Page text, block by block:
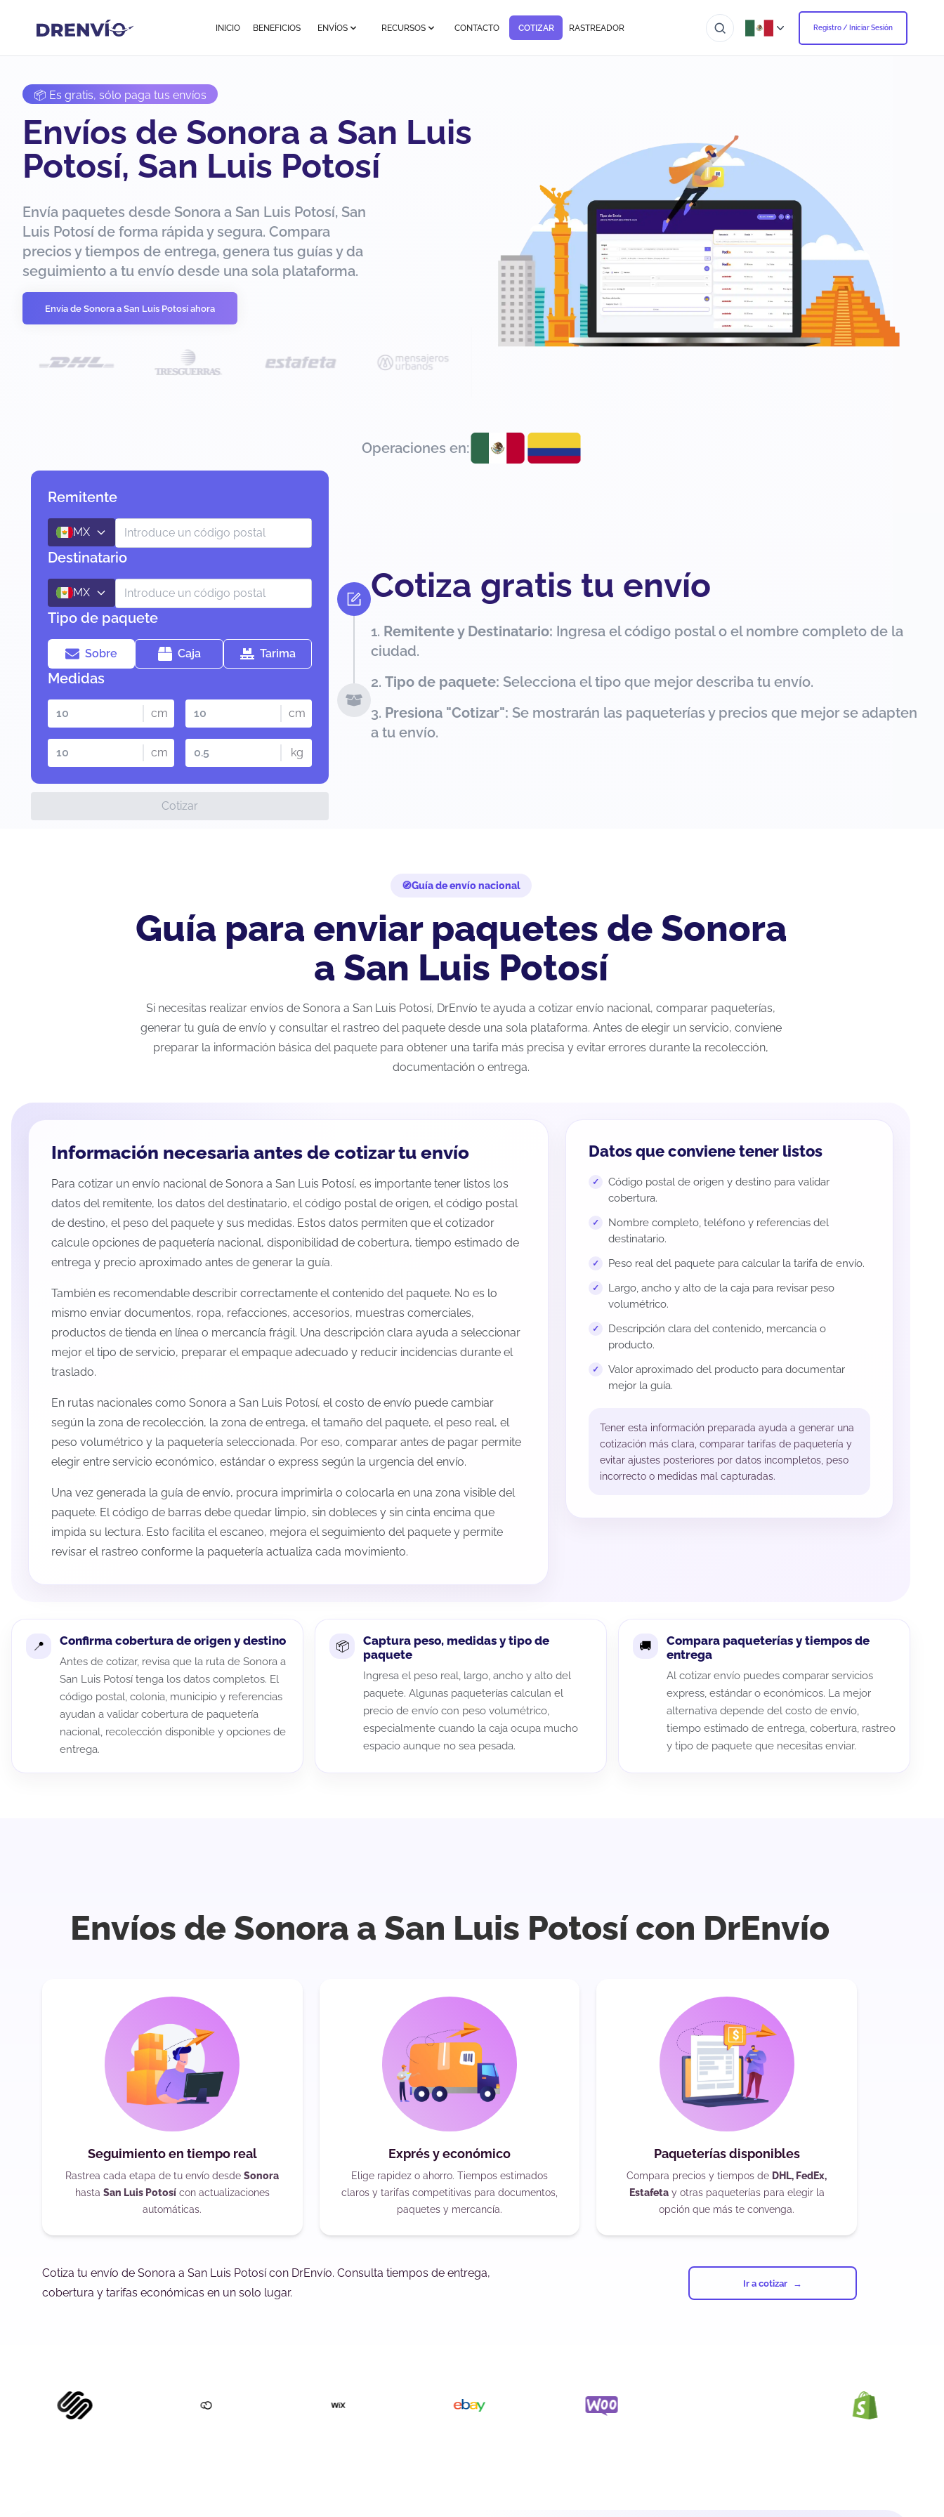
INICIO BENEFICIOS ENVÍOS RECURSOS CONTACTO COTIZAR RASTREADOR Registro / Iniciar Sesión
📦 Es gratis, sólo paga tus envíos
Envíos de Sonora a San Luis
Potosí, San Luis Potosí
Envía paquetes desde Sonora a San Luis Potosí, San
Luis Potosí de forma rápida y segura. Compara
precios y tiempos de entrega, genera tus guías y da
seguimiento a tu envío desde una sola plataforma.
Envía de Sonora a San Luis Potosí ahora
Operaciones en:
Remitente
MX
Destinatario
MX
Tipo de paquete
Sobre Caja Tarima
Medidas
cm cm
cm kg
Cotizar
Cotiza gratis tu envío
Remitente y Destinatario: Ingresa el código postal o el nombre completo de la
ciudad.
Tipo de paquete: Selecciona el tipo que mejor describa tu envío.
Presiona "Cotizar": Se mostrarán las paqueterías y precios que mejor se adapten
a tu envío.
Guía de envío nacional
Guía para enviar paquetes de Sonora
a San Luis Potosí
Si necesitas realizar envíos de Sonora a San Luis Potosí, DrEnvío te ayuda a cotizar envío nacional, comparar paqueterías,
generar tu guía de envío y consultar el rastreo del paquete desde una sola plataforma. Antes de elegir un servicio, conviene
preparar la información básica del paquete para obtener una tarifa más precisa y evitar errores durante la recolección,
documentación o entrega.
Información necesaria antes de cotizar tu envío
Para cotizar un envío nacional de Sonora a San Luis Potosí, es importante tener listos los
datos del remitente, los datos del destinatario, el código postal de origen, el código postal
de destino, el peso del paquete y sus medidas. Estos datos permiten que el cotizador
calcule opciones de paquetería nacional, disponibilidad de cobertura, tiempo estimado de
entrega y precio aproximado antes de generar la guía.
También es recomendable describir correctamente el contenido del paquete. No es lo
mismo enviar documentos, ropa, refacciones, accesorios, muestras comerciales,
productos de tienda en línea o mercancía frágil. Una descripción clara ayuda a seleccionar
mejor el tipo de servicio, preparar el empaque adecuado y reducir incidencias durante el
traslado.
En rutas nacionales como Sonora a San Luis Potosí, el costo de envío puede cambiar
según la zona de recolección, la zona de entrega, el tamaño del paquete, el peso real, el
peso volumétrico y la paquetería seleccionada. Por eso, comparar antes de pagar permite
elegir entre servicio económico, estándar o express según la urgencia del envío.
Una vez generada la guía de envío, procura imprimirla o colocarla en una zona visible del
paquete. El código de barras debe quedar limpio, sin dobleces y sin cinta encima que
impida su lectura. Esto facilita el escaneo, mejora el seguimiento del paquete y permite
revisar el rastreo conforme la paquetería actualiza cada movimiento.
Datos que conviene tener listos
Código postal de origen y destino para validar
cobertura.
Nombre completo, teléfono y referencias del
destinatario.
Peso real del paquete para calcular la tarifa de envío.
Largo, ancho y alto de la caja para revisar peso
volumétrico.
Descripción clara del contenido, mercancía o
producto.
Valor aproximado del producto para documentar
mejor la guía.
Tener esta información preparada ayuda a generar una
cotización más clara, comparar tarifas de paquetería y
evitar ajustes posteriores por datos incompletos, peso
incorrecto o medidas mal capturadas.
Confirma cobertura de origen y destino
Antes de cotizar, revisa que la ruta de Sonora a
San Luis Potosí tenga los datos completos. El
código postal, colonia, municipio y referencias
ayudan a validar cobertura de paquetería
nacional, recolección disponible y opciones de
entrega.
Captura peso, medidas y tipo de
paquete
Ingresa el peso real, largo, ancho y alto del
paquete. Algunas paqueterías calculan el
precio de envío con peso volumétrico,
especialmente cuando la caja ocupa mucho
espacio aunque no sea pesada.
Compara paqueterías y tiempos de
entrega
Al cotizar envío puedes comparar servicios
express, estándar o económicos. La mejor
alternativa depende del costo de envío,
tiempo estimado de entrega, cobertura, rastreo
y tipo de paquete que necesitas enviar.
Envíos de Sonora a San Luis Potosí con DrEnvío
Seguimiento en tiempo real
Rastrea cada etapa de tu envío desdeSonora
hasta San Luis Potosícon actualizaciones
automáticas.
Exprés y económico
Elige rapidez o ahorro. Tiempos estimados
claros y tarifas competitivas para documentos,
paquetes y mercancía.
Paqueterías disponibles
Compara precios y tiempos de DHL, FedEx,
Estafetay otras paqueterías para elegir la
opción que más te convenga.
Cotiza tu envío de Sonora a San Luis Potosí con DrEnvío. Consulta tiempos de entrega,
cobertura y tarifas económicas en un solo lugar.
Ir a cotizar